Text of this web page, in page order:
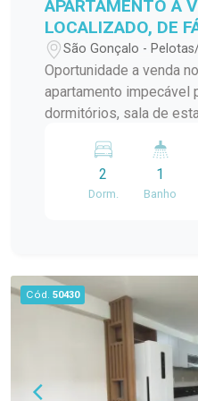
APARTAMENTO A
LOCALIZADO, DE
VÁRIOS PONTOS
São Gonçalo -
Oportunidade a venda
apartamento impecável
dormitórios, sala de
quem busca praticidade
2
Dorm.
1
Banho
Cód. 50430